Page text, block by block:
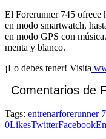
El Forerunner 745 ofrece
en modo smartwatch,
en modo GPS con
menta y blanco.
¡Lo debes tener! Visita
Comentarios de
Tags: entrenarforerunner
0LikesTwitterFacebook